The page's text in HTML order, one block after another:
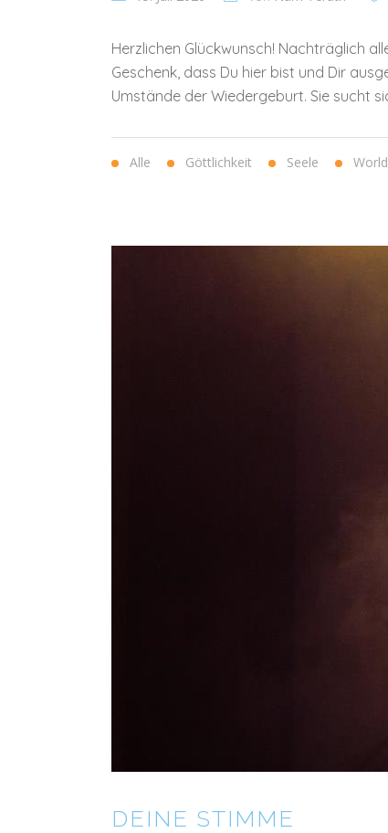
Herzlichen Glückwunsch! Nachträglich
Geschenk, dass Du hier bist und Dir
Umstände der Wiedergeburt. Sie sucht
Alle Göttlichkeit Seele
DEINE STIMME